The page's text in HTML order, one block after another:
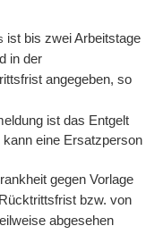
ist bis zwei Arbeitstage
in der
angegeben, so
ist das Entgelt
eine Ersatzperson
gegen Vorlage
bzw. von
abgesehen